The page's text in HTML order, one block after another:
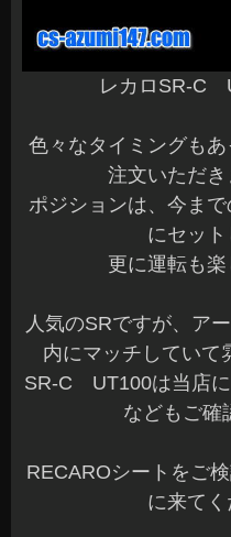
レカロSR-C
色々なタイミングも
注文いただき
ポジションは、今ま
にセット
更に運転も
人気のSRですが、ア
内にマッチしていて
SR-C UT100は当店
などもご確
RECAROシートをご
に来て